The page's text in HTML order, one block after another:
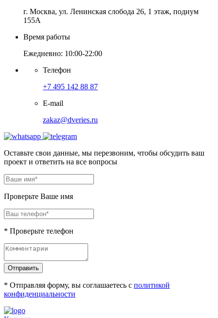
г. Москва, ул. Ленинская слобода 26, 1 этаж, подиум
155А
Время работы
Ежедневно: 10:00-22:00
Телефон
+7 495 142 88 87
E-mail
zakaz@dveries.ru
Оставьте свои данные, мы перезвоним, чтобы обсудить ваш
проект и ответить на все вопросы
Проверьте Ваше имя
* Проверьте телефон
Отправить
* Отправляя форму, вы соглашаетесь с политикой
конфиденциальности